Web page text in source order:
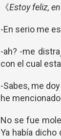
《Estoy feliz,
-En serio me
-ah? -me
con el cual
-Sabes, me
he
No se fue
Ya había